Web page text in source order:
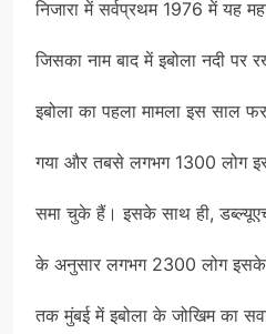
निजारा में सर्वप्रथम 1976 में यह
जिसका नाम बाद में इबोला नदी पर
इबोला का पहला मामला इस साल
गया और तबसे लगभग 1300 लोग
समा चुके हैं। इसके साथ ही,
के अनुसार लगभग 2300 लोग
तक मुंबई में इबोला के जोखिम का